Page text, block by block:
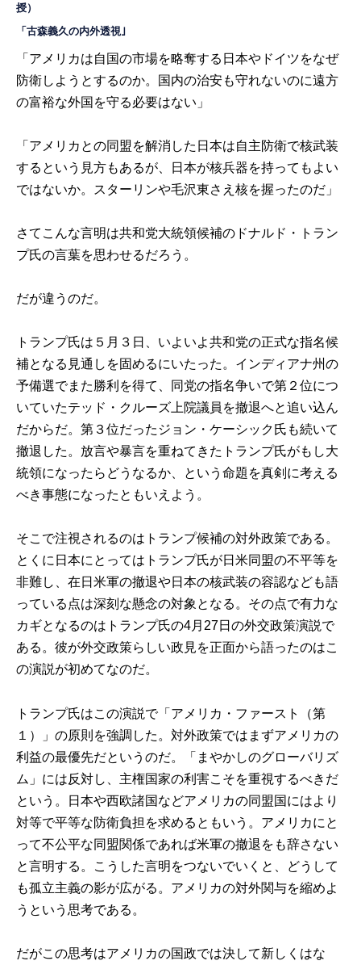
授）
「古森義久の内外透視｣
「アメリカは自国の市場を略奪する日本やドイツをなぜ
防衛しようとするのか。国内の治安も守れないのに遠方
の富裕な外国を守る必要はない」
「アメリカとの同盟を解消した日本は自主防衛で核武装
するという見方もあるが、日本が核兵器を持ってもよい
ではないか。スターリンや毛沢東さえ核を握ったのだ」
さてこんな言明は共和党大統領候補のドナルド・トラン
プ氏の言葉を思わせるだろう。
だが違うのだ。
トランプ氏は５月３日、いよいよ共和党の正式な指名候
補となる見通しを固めるにいたった。インディアナ州の
予備選でまた勝利を得て、同党の指名争いで第２位につ
いていたテッド・クルーズ上院議員を撤退へと追い込ん
だからだ。第３位だったジョン・ケーシック氏も続いて
撤退した。放言や暴言を重ねてきたトランプ氏がもし大
統領になったらどうなるか、という命題を真剣に考える
べき事態になったともいえよう。
そこで注視されるのはトランプ候補の対外政策である。
とくに日本にとってはトランプ氏が日米同盟の不平等を
非難し、在日米軍の撤退や日本の核武装の容認なども語
っている点は深刻な懸念の対象となる。その点で有力な
カギとなるのはトランプ氏の4月27日の外交政策演説で
ある。彼が外交政策らしい政見を正面から語ったのはこ
の演説が初めてなのだ。
トランプ氏はこの演説で「アメリカ・ファースト（第
１）」の原則を強調した。対外政策ではまずアメリカの
利益の最優先だというのだ。「まやかしのグローバリズ
ム」には反対し、主権国家の利害こそを重視するべきだ
という。日本や西欧諸国などアメリカの同盟国にはより
対等で平等な防衛負担を求めるともいう。アメリカにと
って不公平な同盟関係であれば米軍の撤退をも辞さない
と言明する。こうした言明をつないでいくと、どうして
も孤立主義の影が広がる。アメリカの対外関与を縮めよ
うという思考である。
だがこの思考はアメリカの国政では決して新しくはな